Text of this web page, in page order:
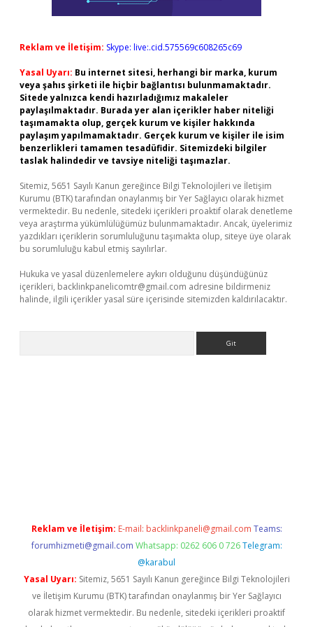
Reklam ve İletişim: Skype: live:.cid.575569c608265c69
Yasal Uyarı: Bu internet sitesi, herhangi bir marka, kurum
veya şahıs şirketi ile hiçbir bağlantısı bulunmamaktadır.
Sitede yalnızca kendi hazırladığımız makaleler
paylaşılmaktadır. Burada yer alan içerikler haber niteliği
taşımamakta olup, gerçek kurum ve kişiler hakkında
paylaşım yapılmamaktadır. Gerçek kurum ve kişiler ile isim
benzerlikleri tamamen tesadüfidir. Sitemizdeki bilgiler
taslak halindedir ve tavsiye niteliği taşımazlar.
Sitemiz, 5651 Sayılı Kanun gereğince Bilgi Teknolojileri ve İletişim
Kurumu (BTK) tarafından onaylanmış bir Yer Sağlayıcı olarak hizmet
vermektedir. Bu nedenle, sitedeki içerikleri proaktif olarak denetleme
veya araştırma yükümlülüğümüz bulunmamaktadır. Ancak, üyelerimiz
yazdıkları içeriklerin sorumluluğunu taşımakta olup, siteye üye olarak
bu sorumluluğu kabul etmiş sayılırlar.
Hukuka ve yasal düzenlemelere aykırı olduğunu düşündüğünüz
içerikleri, backlinkpanelicomtr@gmail.com adresine bildirmeniz
halinde, ilgili içerikler yasal süre içerisinde sitemizden kaldırılacaktır.
Reklam ve İletişim: E-mail: backlinkpaneli@gmail.com Teams:
forumhizmeti@gmail.com Whatsapp: 0262 606 0 726 Telegram:
@karabul
Yasal Uyarı: Sitemiz, 5651 Sayılı Kanun gereğince Bilgi Teknolojileri
ve İletişim Kurumu (BTK) tarafından onaylanmış bir Yer Sağlayıcı
olarak hizmet vermektedir. Bu nedenle, sitedeki içerikleri proaktif